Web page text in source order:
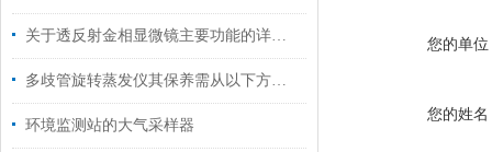
关于透反射金相显微镜主要功能的详细分析
多歧管旋转蒸发仪其保养需从以下方面入手
环境监测站的大气采样器
您的单位
您的姓名